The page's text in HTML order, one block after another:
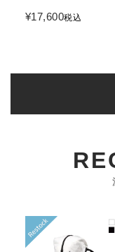
¥17,600税込